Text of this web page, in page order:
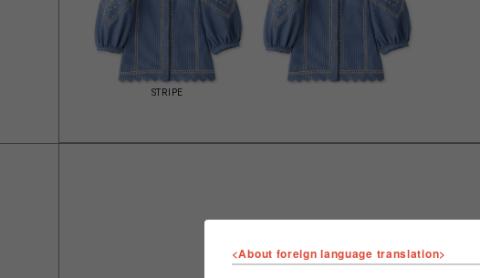
STRIPE
ショップ名
<About foreign language translation>